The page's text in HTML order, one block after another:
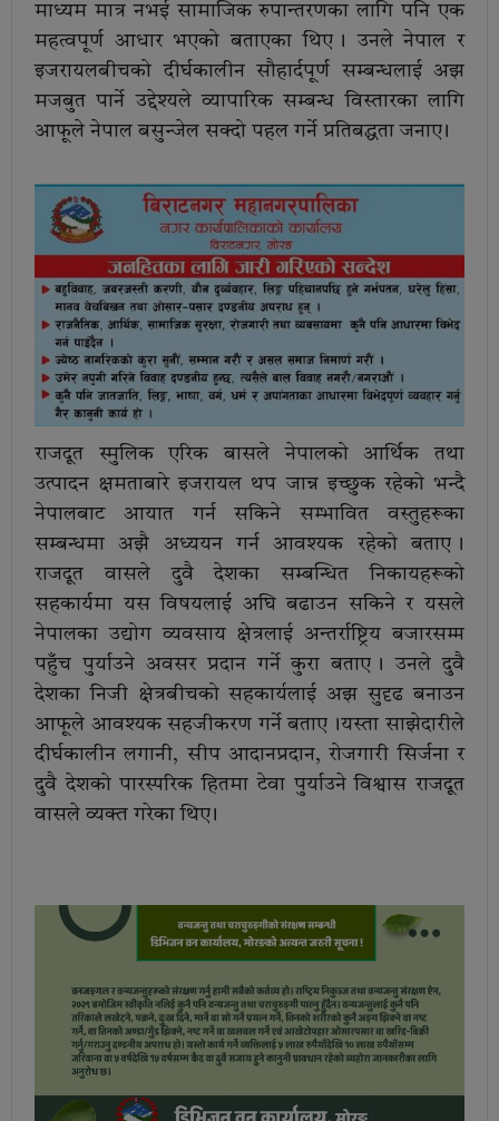
माध्यम मात्र नभई सामाजिक रुपान्तरणका लागि पनि एक
महत्वपूर्ण आधार भएको बताएका थिए । उनले नेपाल र
इजरायलबीचको दीर्घकालीन सौहार्दपूर्ण सम्बन्धलाई अझ
मजबुत पार्ने उद्देश्यले व्यापारिक सम्बन्ध विस्तारका लागि
आफूले नेपाल बसुन्जेल सक्दो पहल गर्ने प्रतिबद्धता जनाए ।
राजदूत स्मुलिक एरिक बासले नेपालको आर्थिक तथा
उत्पादन क्षमताबारे इजरायल थप जान्न इच्छुक रहेको भन्दै
नेपालबाट आयात गर्न सकिने सम्भावित वस्तुहरूका
सम्बन्धमा अझै अध्ययन गर्न आवश्यक रहेको बताए ।
राजदूत वासले दुवै देशका सम्बन्धित निकायहरूको
सहकार्यमा यस विषयलाई अघि बढाउन सकिने र यसले
नेपालका उद्योग व्यवसाय क्षेत्रलाई अन्तर्राष्ट्रिय बजारसम्म
पहुँच पुर्याउने अवसर प्रदान गर्ने कुरा बताए । उनले दुवै
देशका निजी क्षेत्रबीचको सहकार्यलाई अझ सुदृढ बनाउन
आफूले आवश्यक सहजीकरण गर्ने बताए ।यस्ता साझेदारीले
दीर्घकालीन लगानी, सीप आदानप्रदान, रोजगारी सिर्जना र
दुवै देशको पारस्परिक हितमा टेवा पुर्याउने विश्वास राजदूत
वासले व्यक्त गरेका थिए ।